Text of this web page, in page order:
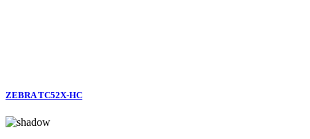
ZEBRA TC52X-HC